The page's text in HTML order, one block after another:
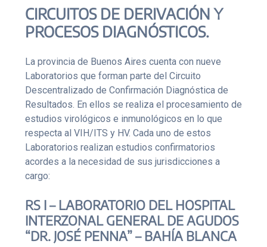
CIRCUITOS DE DERIVACIÓN Y
PROCESOS DIAGNÓSTICOS.
La provincia de Buenos Aires cuenta con nueve
Laboratorios que forman parte del Circuito
Descentralizado de Confirmación Diagnóstica de
Resultados. En ellos se realiza el procesamiento de
estudios virológicos e inmunológicos en lo que
respecta al VIH/ITS y HV. Cada uno de estos
Laboratorios realizan estudios confirmatorios
acordes a la necesidad de sus jurisdicciones a
cargo:
RS I – LABORATORIO DEL HOSPITAL
INTERZONAL GENERAL DE AGUDOS
“DR. JOSÉ PENNA” – BAHÍA BLANCA